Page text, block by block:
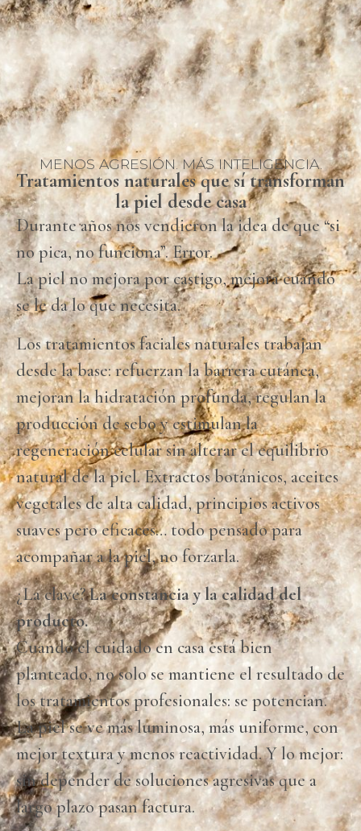
MENOS AGRESIÓN. MÁS INTELIGENCIA.
Tratamientos naturales que sí transforman
la piel desde casa
Durante años nos vendieron la idea de que “si
no pica, no funciona”. Error.
La piel no mejora por castigo, mejora cuando
se le da lo que necesita.
Los tratamientos faciales naturales trabajan
desde la base: refuerzan la barrera cutánea,
mejoran la hidratación profunda, regulan la
producción de sebo y estimulan la
regeneración celular sin alterar el equilibrio
natural de la piel. Extractos botánicos, aceites
vegetales de alta calidad, principios activos
suaves pero eficaces… todo pensado para
acompañar a la piel, no forzarla.
¿La clave?La constancia y la calidad del
producto.
Cuando el cuidado en casa está bien
planteado, no solo se mantiene el resultado de
los tratamientos profesionales: se potencian.
La piel se ve más luminosa, más uniforme, con
mejor textura y menos reactividad. Y lo mejor:
sin depender de soluciones agresivas que a
largo plazo pasan factura.